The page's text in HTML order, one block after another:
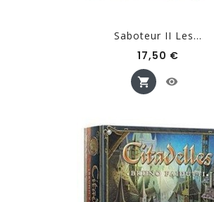
Saboteur II Les...
17,50 €Prix